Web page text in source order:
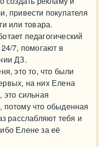
привести покупателя
или товара.
педагогический
7, помогают в
ДЗ.
это то, что были
на них Елена
это сильная
потому что обыденная
расслабляют тебя и
Елене за её